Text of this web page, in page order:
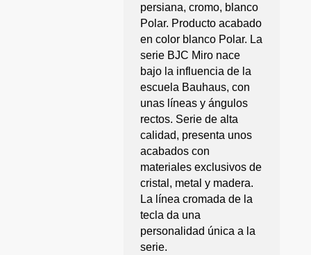
persiana, cromo, blanco
Polar. Producto acabado
en color blanco Polar. La
serie BJC Miro nace
bajo la influencia de la
escuela Bauhaus, con
unas líneas y ángulos
rectos. Serie de alta
calidad, presenta unos
acabados con
materiales exclusivos de
cristal, metal y madera.
La línea cromada de la
tecla da una
personalidad única a la
serie.